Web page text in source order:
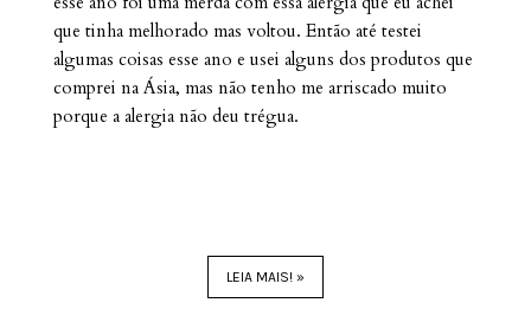
que tinha melhorado mas voltou. Então até testei
algumas coisas esse ano e usei alguns dos produtos que
comprei na Ásia, mas não tenho me arriscado muito
porque a alergia não deu trégua.
LEIA MAIS! »